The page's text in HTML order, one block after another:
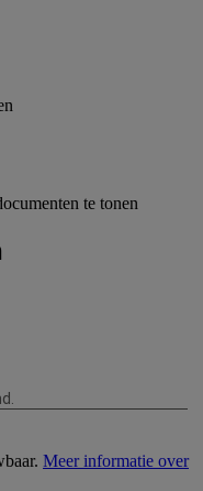
te tonen
Meer informatie over